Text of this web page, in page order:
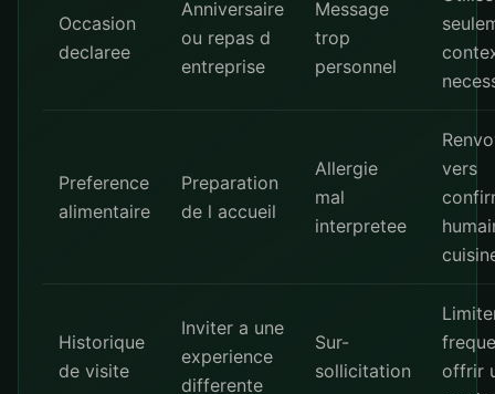
Occasion
declaree
Anniversaire
ou repas d
entreprise
Message
trop
personnel
Preference
alimentaire
Preparation
de l accueil
Allergie
mal
interpretee
vers
Historique
de visite
Inviter a une
experience
differente
Sur-
sollicitation
offrir